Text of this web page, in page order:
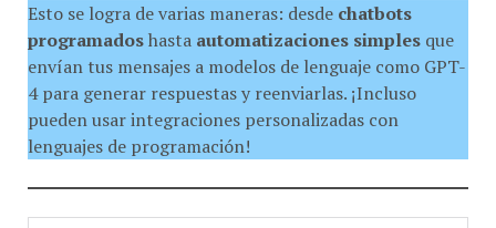
Esto se logra de varias maneras: desde chatbots
programadoshasta automatizaciones simples que
envían tus mensajes a modelos de lenguaje como GPT-
4 para generar respuestas y reenviarlas. ¡Incluso
pueden usar integraciones personalizadas con
lenguajes de programación!